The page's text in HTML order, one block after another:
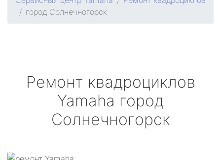
город Солнечногорск
Ремонт квадроциклов
Yamaha город
Солнечногорск